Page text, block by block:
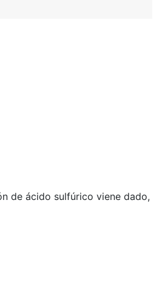
de ácido sulfúrico viene dado,